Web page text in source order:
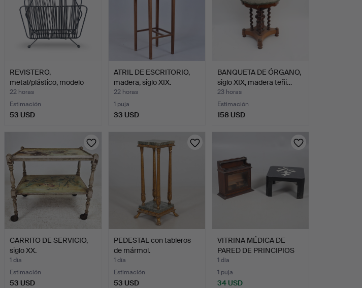
REVISTERO,
metal/plástico, modelo
tipo str…
22 horas
Estimación
53 USD
ATRIL DE ESCRITORIO,
madera, siglo XIX.
22 horas
1 puja
33 USD
BANQUETA DE ÓRGANO,
siglo XIX, madera teñi…
23 horas
Estimación
158 USD
CARRITO DE SERVICIO,
siglo XX.
1 día
Estimación
53 USD
PEDESTAL con tableros
de mármol.
1 día
Estimación
53 USD
VITRINA MÉDICA DE
PARED DE PRINCIPIOS
DEL …
1 día
1 puja
34 USD